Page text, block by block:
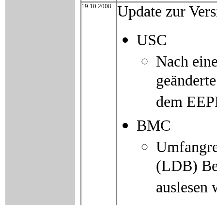
19.10.2008
Update zur
USC
Nach
dem
BMC
(LDB)